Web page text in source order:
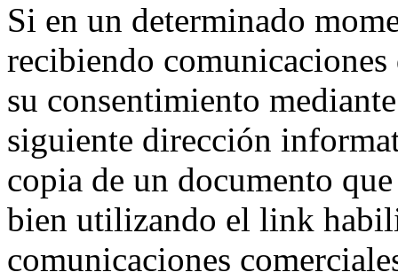
Si en un determinado
recibiendo comunicaciones
su consentimiento
siguiente dirección
copia de un documento
bien utilizando el link
comunicaciones